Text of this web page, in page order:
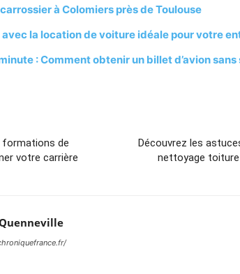
à Colomiers près de Toulouse
la location de voiture idéale pour votre
: Comment obtenir un billet d’avion sans
formations de
votre carrière
Découvrez les
nettoyage toiture